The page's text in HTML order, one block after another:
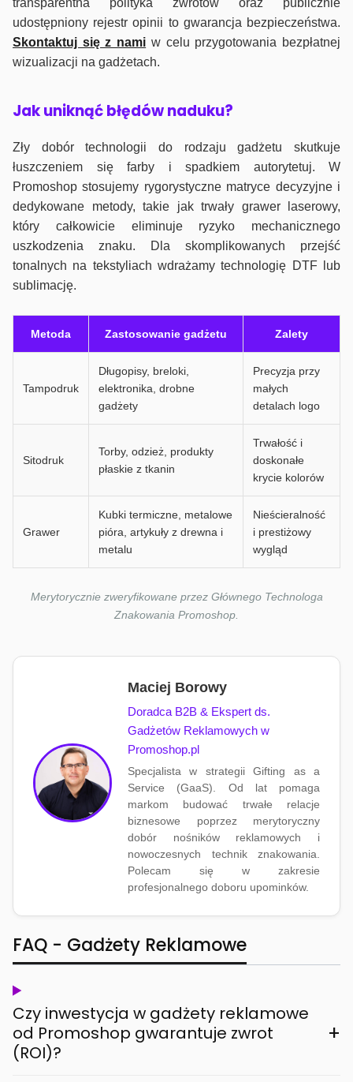
transparentna polityka zwrotów oraz publicznie
udostępniony rejestr opinii to gwarancja bezpieczeństwa.
Skontaktuj się z nami w celu przygotowania bezpłatnej
wizualizacji na gadżetach.
Jak uniknąć błędów naduku?
Zły dobór technologii do rodzaju gadżetu skutkuje
łuszczeniem się farby i spadkiem autorytetuj. W
Promoshop stosujemy rygorystyczne matryce decyzyjne i
dedykowane metody, takie jak trwały grawer laserowy,
który całkowicie eliminuje ryzyko mechanicznego
uszkodzenia znaku. Dla skomplikowanych przejść
tonalnych na tekstyliach wdrażamy technologię DTF lub
sublimację.
Metoda Zastosowanie gadżetu Zalety
Tampodruk
Długopisy, breloki,
elektronika, drobne
gadżety
Precyzja przy
małych
detalach logo
Sitodruk
Torby, odzież, produkty
płaskie z tkanin
Trwałość i
doskonałe
krycie kolorów
Grawer
Kubki termiczne, metalowe
pióra, artykuły z drewna i
metalu
Nieścieralność
i prestiżowy
wygląd
Merytorycznie zweryfikowane przez Głównego Technologa
Znakowania Promoshop.
Maciej Borowy
Doradca B2B & Ekspert ds.
Gadżetów Reklamowych w
Promoshop.pl
Specjalista w strategii Gifting as a
Service (GaaS). Od lat pomaga
markom budować trwałe relacje
biznesowe poprzez merytoryczny
dobór nośników reklamowych i
nowoczesnych technik znakowania.
Polecam się w zakresie
profesjonalnego doboru upominków.
FAQ - Gadżety Reklamowe
Czy inwestycja w gadżety reklamowe
od Promoshop gwarantuje zwrot
(ROI)?
+